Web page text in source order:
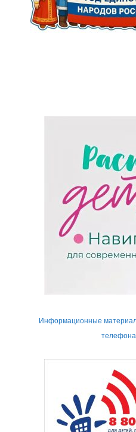
Информационные